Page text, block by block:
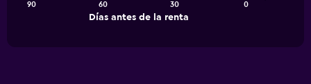
The
Días antes de la renta
90 60 30 0